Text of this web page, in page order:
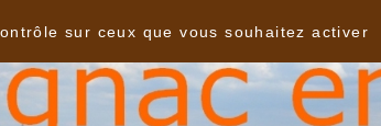
sur ceux que vous souhaitez activer